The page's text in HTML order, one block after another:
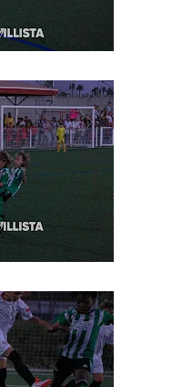
16 tras la
FC por Alberto
Mercado